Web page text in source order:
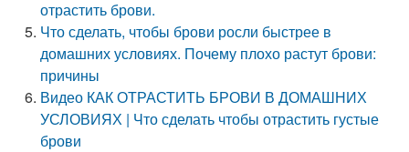
отрастить брови.
Что сделать, чтобы брови росли быстрее в
домашних условиях. Почему плохо растут брови:
причины
Видео КАК ОТРАСТИТЬ БРОВИ В ДОМАШНИХ
УСЛОВИЯХ | Что сделать чтобы отрастить густые
брови